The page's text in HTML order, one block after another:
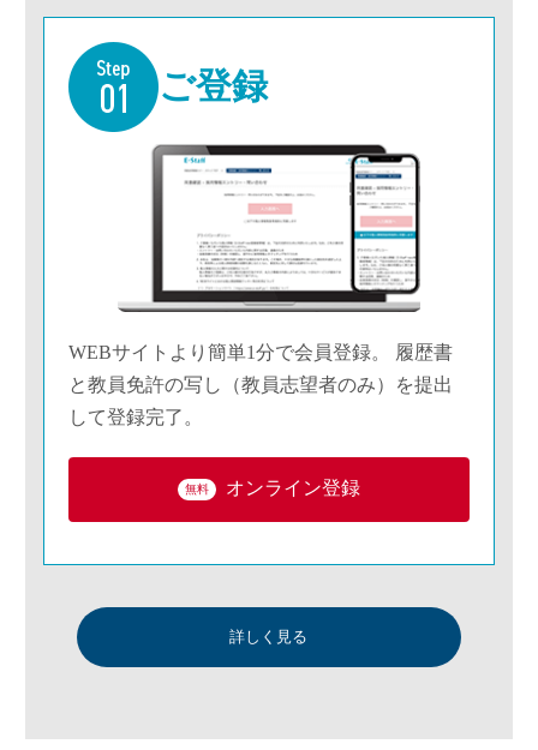
ご登録
WEBサイトより簡単1分で会員登録。 履歴書
と教員免許の写し（教員志望者のみ）を提出
して登録完了。
無料 オンライン登録
詳しく見る